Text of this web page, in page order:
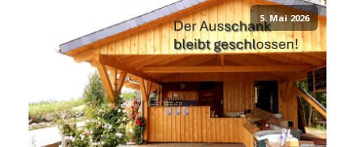
5. Mai 2026